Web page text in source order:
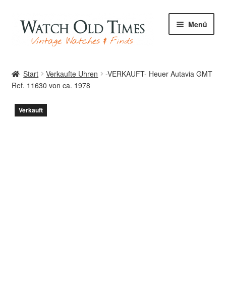
Zur
Navigation
springen
Zum
Inhalt
springen
Menü
Uhren
Start Verkaufte Uhren
-VERKAUFT- Heuer Autavia GMT
Ref. 11630 von ca. 1978
Verkauft